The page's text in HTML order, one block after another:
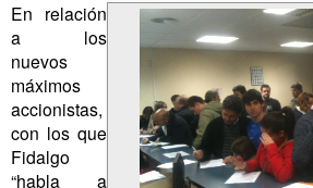
En relación
a los
nuevos
máximos
accionistas,
con los que
Fidalgo
“habla a